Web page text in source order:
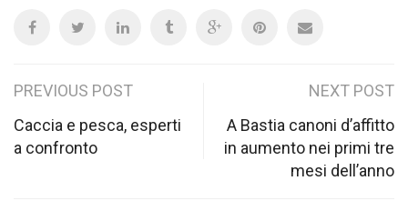
Post
navigation
PREVIOUS POST
Caccia e pesca, esperti
a confronto
NEXT POST
A Bastia canoni d’affitto
in aumento nei primi tre
mesi dell’anno